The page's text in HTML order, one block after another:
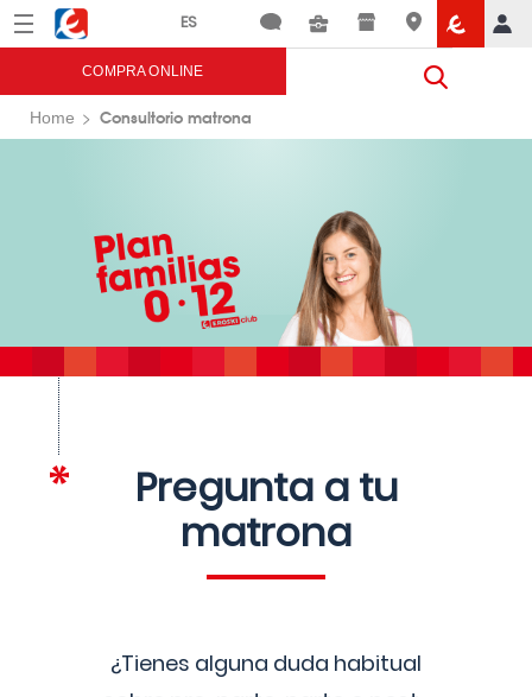
Menú Eroski
COMPRA ONLINE
Home Consultorio matrona
Pregunta a tu
matrona
¿Tienes alguna duda habitual